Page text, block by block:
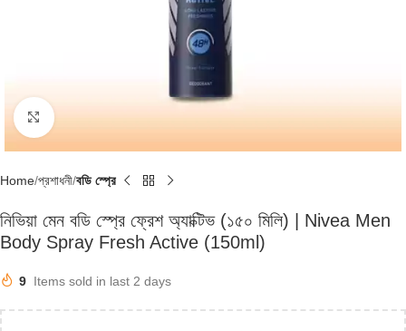
Click to enlarge
Home প্রশাধনী বডি স্প্রে
নিভিয়া মেন বডি স্প্রে ফ্রেশ অ্যাক্টিভ (১৫০ মিলি) | Nivea Men
Body Spray Fresh Active (150ml)
9 Items sold in last 2 days